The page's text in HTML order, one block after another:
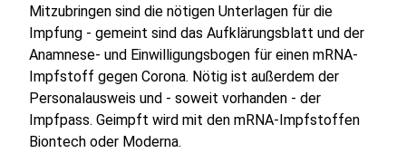
Mitzubringen sind die nötigen Unterlagen für die
Impfung - gemeint sind das Aufklärungsblatt und der
Anamnese- und Einwilligungsbogen für einen mRNA-
Impfstoff gegen Corona. Nötig ist außerdem der
Personalausweis und - soweit vorhanden - der
Impfpass. Geimpft wird mit den mRNA-Impfstoffen
Biontech oder Moderna.